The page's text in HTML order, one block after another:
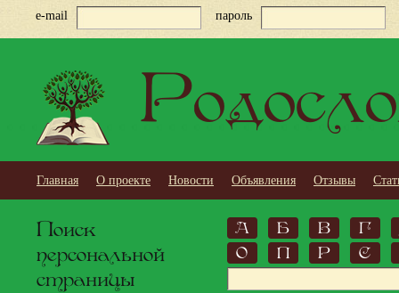
e-mail пароль
Главная О проекте Новости Объявления Отзывы
Поиск
персональной
страницы
А Б В
Г
О
П Р С